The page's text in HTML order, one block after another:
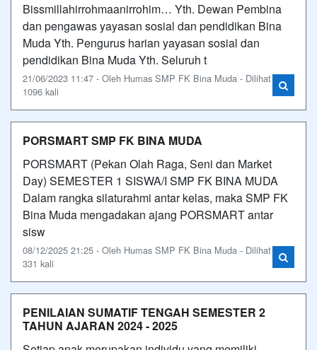
Bissmillahirrohmaanirrohim… Yth. Dewan Pembina
dan pengawas yayasan sosial dan pendidikan Bina
Muda Yth. Pengurus harian yayasan sosial dan
pendidikan Bina Muda Yth. Seluruh t
21/06/2023 11:47 - Oleh Humas SMP FK Bina Muda - Dilihat
1096 kali
PORSMART SMP FK BINA MUDA
PORSMART (Pekan Olah Raga, Seni dan Market
Day) SEMESTER 1 SISWA/I SMP FK BINA MUDA
Dalam rangka silaturahmi antar kelas, maka SMP FK
Bina Muda mengadakan ajang PORSMART antar
sisw
08/12/2025 21:25 - Oleh Humas SMP FK Bina Muda - Dilihat
331 kali
PENILAIAN SUMATIF TENGAH SEMESTER 2
TAHUN AJARAN 2024 - 2025